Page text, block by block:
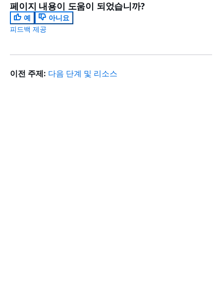
페이지 내용이 도움이 되었습니까?
예
아니요
피드백 제공
이전 주제: 다음 단계 및 리소스